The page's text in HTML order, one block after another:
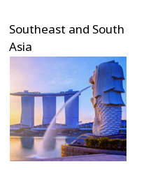
Southeast and South
Asia